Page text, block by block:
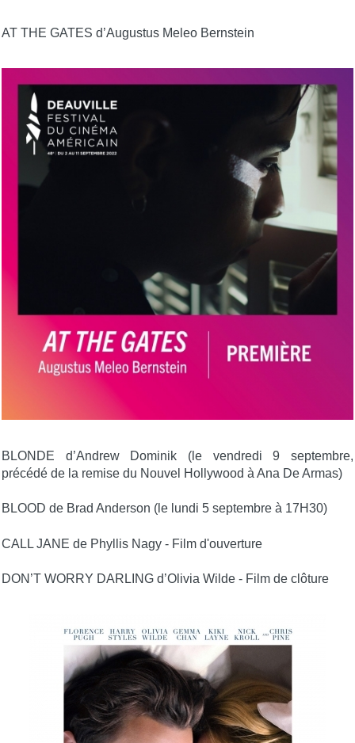
AT THE GATES d’Augustus Meleo Bernstein
BLONDE d’Andrew Dominik (le vendredi 9 septembre,
précédé de la remise du Nouvel Hollywood à Ana De Armas)
BLOOD de Brad Anderson (le lundi 5 septembre à 17H30)
CALL JANE de Phyllis Nagy - Film d'ouverture
DON’T WORRY DARLING d’Olivia Wilde - Film de clôture